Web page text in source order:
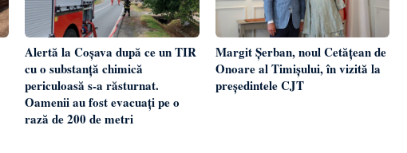
Alertă la Coșava după ce un TIR
cu o substanță chimică
periculoasă s-a răsturnat.
Oamenii au fost evacuați pe o
rază de 200 de metri
Margit Șerban, noul Cetățean de
Onoare al Timișului, în vizită la
președintele CJT